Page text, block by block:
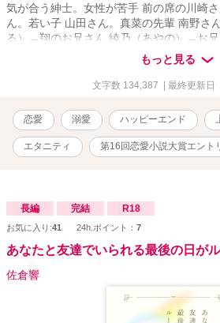
気が合う紳士。女性が苦手 前の席の川崎
ん。若い子 山田さん。真菜の先輩 南野さ
る）→翔のお兄さん 綾乃（あやの）→お
（たなべなな）→真菜の妹。リア充に見え
もっと見る
文字数 134,387 | 最終更新日
恋愛 溺愛 ハッピーエンド
エタニティ 第16回恋愛小説大賞エント
長編 完結 R18
お気に入り:41 24h.ポイント： 7
あなたと友達でいられる最後の日が
佐倉響